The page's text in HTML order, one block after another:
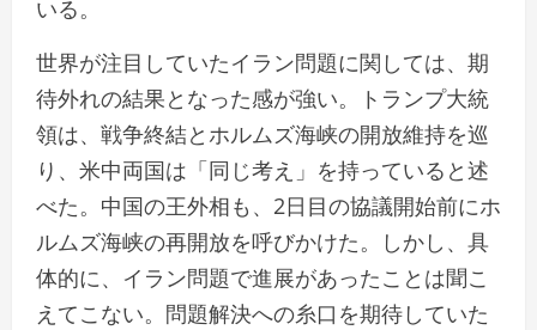
いる。
世界が注目していたイラン問題に関しては、期
待外れの結果となった感が強い。トランプ大統
領は、戦争終結とホルムズ海峡の開放維持を巡
り、米中両国は「同じ考え」を持っていると述
べた。中国の王外相も、2日目の協議開始前にホ
ルムズ海峡の再開放を呼びかけた。しかし、具
体的に、イラン問題で進展があったことは聞こ
えてこない。問題解決への糸口を期待していた